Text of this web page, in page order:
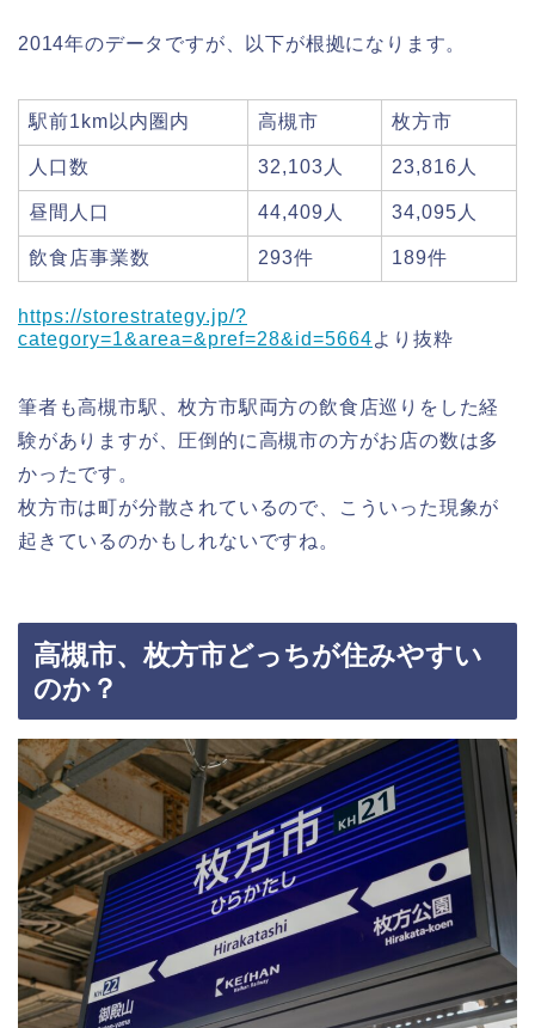
2014年のデータですが、以下が根拠になります。
駅前1km以内圏内 高槻市 枚方市
人口数 32,103人 23,816人
昼間人口 44,409人 34,095人
飲食店事業数 293件 189件
https://storestrategy.jp/?
category=1&area=&pref=28&id=5664より抜粋
筆者も高槻市駅、枚方市駅両方の飲食店巡りをした経
験がありますが、圧倒的に高槻市の方がお店の数は多
かったです。
枚方市は町が分散されているので、こういった現象が
起きているのかもしれないですね。
高槻市、枚方市どっちが住みやすい
のか？